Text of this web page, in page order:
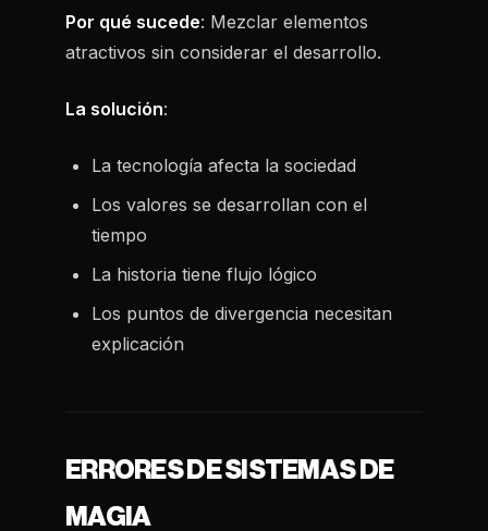
Por qué sucede: Mezclar elementos
atractivos sin considerar el desarrollo.
La solución:
La tecnología afecta la sociedad
Los valores se desarrollan con el
tiempo
La historia tiene flujo lógico
Los puntos de divergencia necesitan
explicación
ERRORES DE SISTEMAS DE
MAGIA